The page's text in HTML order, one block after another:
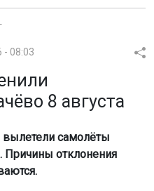
- 08:03
8 августа
вылетели самолёты
Причины отклонения